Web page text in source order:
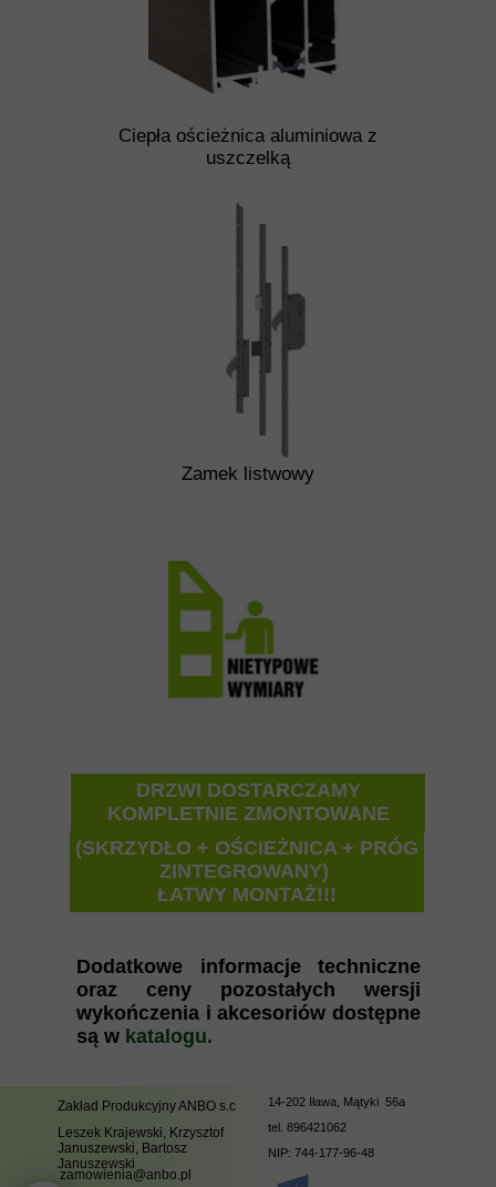
Zamek listwowy
Ciepła ościeżnica aluminiowa z
uszczelką
(SKRZYDŁO + OŚCIEŻNICA + PRÓG
ZINTEGROWANY)
ŁATWY MONTAŻ!!!
DRZWI DOSTARCZAMY
KOMPLETNIE ZMONTOWANE
Dodatkowe informacje techniczne
oraz ceny pozostałych wersji
wykończenia i akcesoriów dostępne
są w katalogu.
14-202 Iława, Mątyki 56a
tel. 896421062
NIP: 744-177-96-48
Zakład Produkcyjny ANBO s.c
Leszek Krajewski, Krzysztof
Januszewski, Bartosz
Januszewski
zamowienia@anbo.pl